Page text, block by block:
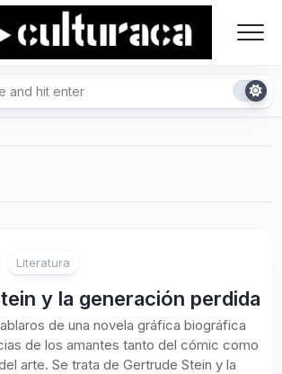
Literatura
y la generación perdida
de una novela gráfica biográfica
de los amantes tanto del cómic como
arte. Se trata de Gertrude Stein y la